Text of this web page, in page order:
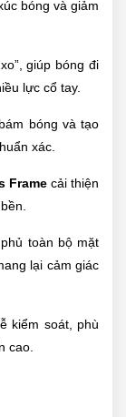
bóng và giảm
giúp bóng đi
lực cổ tay.
bóng và tạo
xác.
Frame cải thiện
toàn bộ mặt
lại cảm giác
kiểm soát, phù
cao.